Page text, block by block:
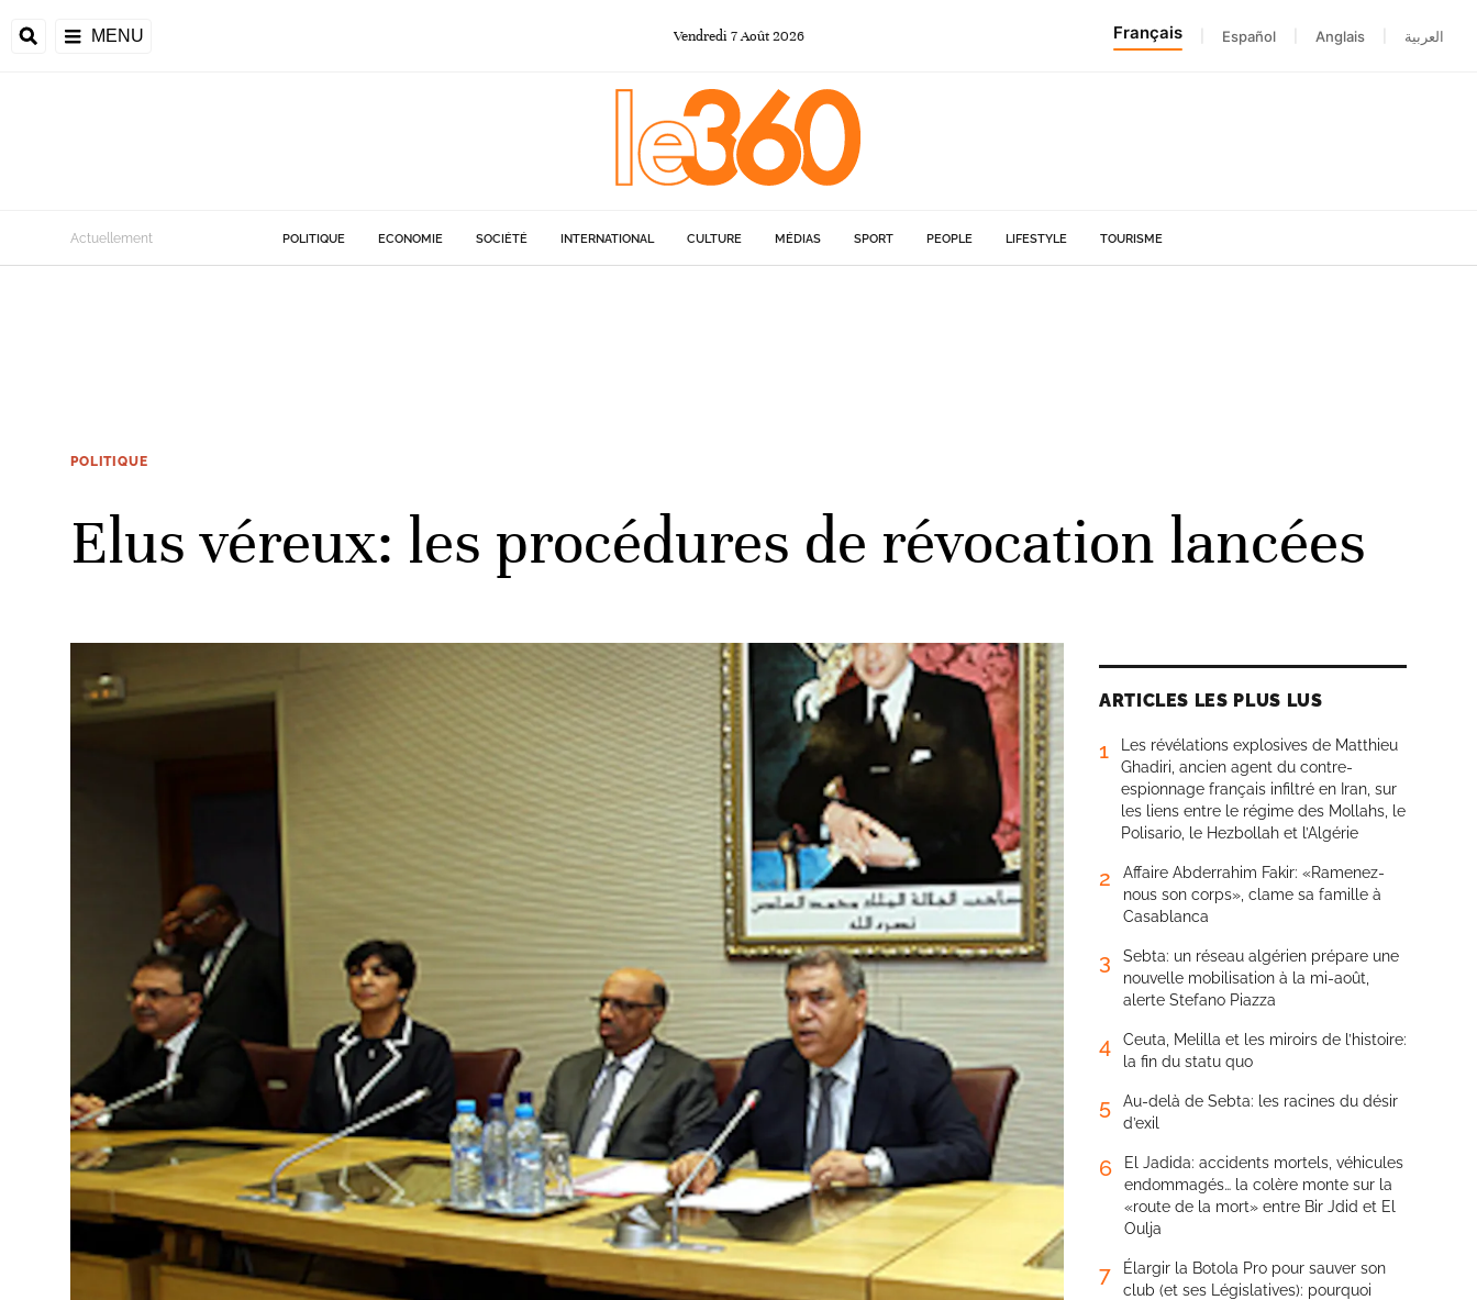
MENU Vendredi 7Août 2026 Français Español Anglais العربية
Actuellement POLITIQUE ECONOMIE SOCIÉTÉ INTERNATIONAL CULTURE MÉDIAS SPORT PEOPLE LIFESTYLE TOURISME
POLITIQUE
Elus véreux: les procédures de révocation lancées
ARTICLES LES PLUS LUS
1
Les révélations explosives de Matthieu
Ghadiri, ancien agent du contre-
espionnage français infiltré en Iran, sur
les liens entre le régime des Mollahs, le
Polisario, le Hezbollah et l’Algérie
2
Affaire Abderrahim Fakir: «Ramenez-
nous son corps», clame sa famille à
Casablanca
3
Sebta: un réseau algérien prépare une
nouvelle mobilisation à la mi-août,
alerte Stefano Piazza
4
Ceuta, Melilla et les miroirs de l’histoire:
la fin du statu quo
5
Au-delà de Sebta: les racines du désir
d’exil
6
El Jadida: accidents mortels, véhicules
endommagés… la colère monte sur la
«route de la mort» entre Bir Jdid et El
Oulja
7
Élargir la Botola Pro pour sauver son
club (et ses Législatives): pourquoi